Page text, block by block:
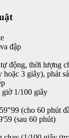
đập
động, thời lượng
hoặc 3 giây), phát
1/100 giây
(cho 60 phút
(sau 60 phút)